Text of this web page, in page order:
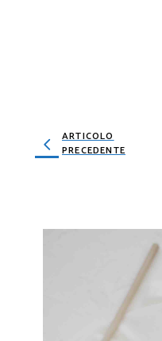
ARTICOLO
PRECEDENTE